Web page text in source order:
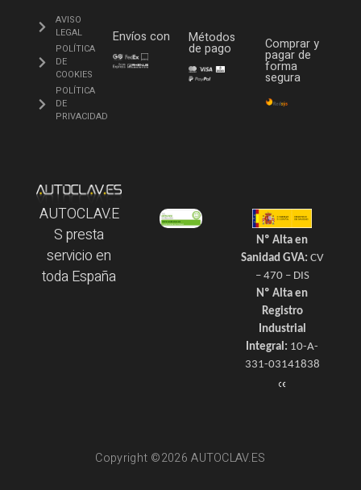
AVISO
LEGAL
POLÍTICA
DE
COOKIES
POLÍTICA
DE
PRIVACIDAD
Envíos con Métodos
de pago Comprar y
pagar de
forma
segura
AUTOCLAV.E
S presta
servicio en
toda España
Nº Alta en
Sanidad GVA: CV
– 470 – DIS
Nº Alta en
Registro
Industrial
Integral: 10-A-
331-03141838
Copyright ©2026 AUTOCLAV.ES